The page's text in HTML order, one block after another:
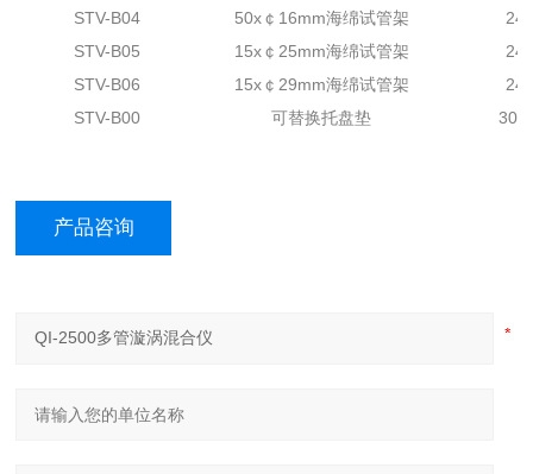
STV-B04
50x￠16mm海绵试管架
STV-B05
15x￠25mm海绵试管架
STV-B06
15x￠29mm海绵试管架
STV-B00
可替换托盘垫
产品咨询